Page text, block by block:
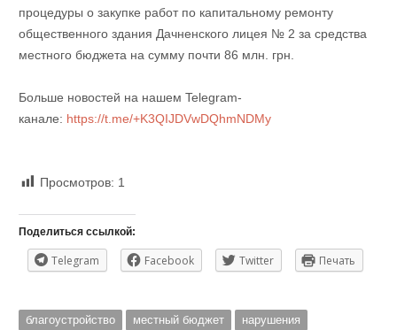
процедуры о закупке работ по капитальному ремонту
общественного здания Дачненского лицея № 2 за средства
местного бюджета на сумму почти 86 млн. грн.
Больше новостей на нашем Telegram-
канале: https://t.me/+K3QIJDVwDQhmNDMy
Просмотров: 1
Поделиться ссылкой:
Telegram Facebook Twitter Печать
благоустройство местный бюджет нарушения